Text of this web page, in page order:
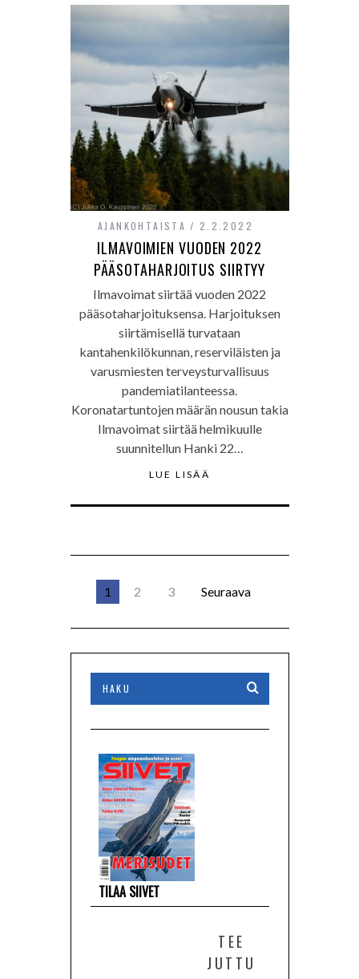
AJANKOHTAISTA 2.2.2022
ILMAVOIMIEN VUODEN 2022
PÄÄSOTAHARJOITUS SIIRTYY
Ilmavoimat siirtää vuoden 2022
pääsotaharjoituksensa. Harjoituksen
siirtämisellä turvataan
kantahenkilökunnan, reserviläisten ja
varusmiesten terveysturvallisuus
pandemiatilanteessa.
Koronatartuntojen määrän nousun takia
Ilmavoimat siirtää helmikuulle
suunnitellun Hanki 22…
LUE LISÄÄ
1 2 3 Seuraava
TILAA SIIVET
TEE
JUTTU